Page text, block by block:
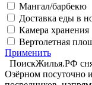
Мангал/барбекю
Доставка еды в
Камера хранения
Вертолетная
Применить
ПоискЖилья.РФ
Озёрном посуточно